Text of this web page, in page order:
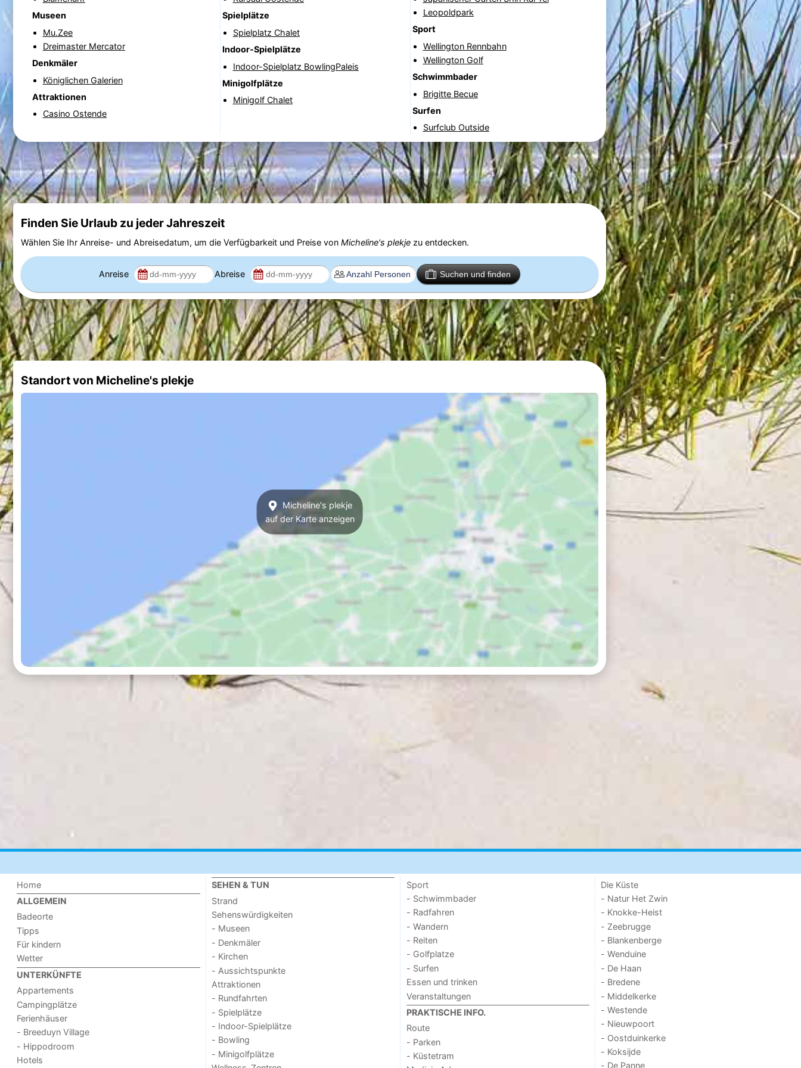
Museen
Mu.Zee
Dreimaster Mercator
Denkmäler
Königlichen Galerien
Attraktionen
Casino Ostende
Spielplätze
Spielplatz Chalet
Indoor-Spielplätze
Indoor-Spielplatz BowlingPaleis
Minigolfplätze
Minigolf Chalet
Leopoldpark
Sport
Wellington Rennbahn
Wellington Golf
Schwimmbader
Brigitte Becue
Surfen
Surfclub Outside
Finden Sie Urlaub zu jeder Jahreszeit
Wählen Sie Ihr Anreise- und Abreisedatum, um die Verfügbarkeit und Preise von Micheline's plekjezu entdecken.
Anreise Abreise Suchen und finden
Standort von Micheline's plekje
Micheline's plekje
auf der Karte anzeigen
Home
ALLGEMEIN
Badeorte
Tipps
Für kindern
Wetter
UNTERKÜNFTE
Appartements
Campingplätze
Ferienhäuser
- Breeduyn Village
- Hippodroom
Hotels
SEHEN & TUN
Strand
Sehenswürdigkeiten
- Museen
- Denkmäler
- Kirchen
- Aussichtspunkte
Attraktionen
- Rundfahrten
- Spielplätze
- Indoor-Spielplätze
- Bowling
- Minigolfplätze
Sport
- Schwimmbader
- Radfahren
- Wandern
- Reiten
- Golfplatze
- Surfen
Essen und trinken
Veranstaltungen
PRAKTISCHE INFO.
Route
- Parken
- Küstetram
Die Küste
- Natur Het Zwin
- Knokke-Heist
- Zeebrugge
- Blankenberge
- Wenduine
- De Haan
- Bredene
- Middelkerke
- Westende
- Nieuwpoort
- Oostduinkerke
- Koksijde
- De Panne